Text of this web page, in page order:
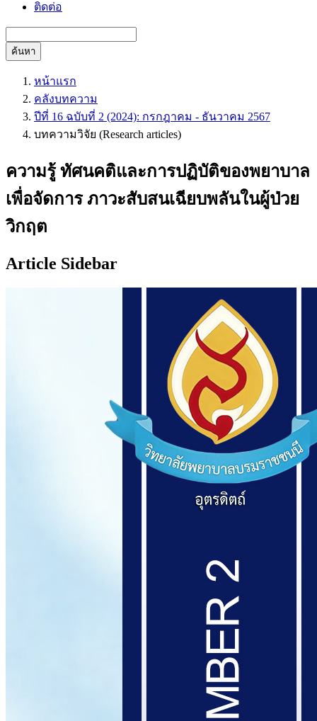
ติดต่อ
ค้นหา
หน้าแรก
คลังบทความ
ปีที่ 16 ฉบับที่ 2 (2024): กรกฎาคม - ธันวาคม 2567
บทความวิจัย (Research articles)
ความรู้ ทัศนคติและการปฏิบัติของพยาบาล
เพื่อจัดการ ภาวะสับสนเฉียบพลันในผู้ป่วย
วิกฤต
Article Sidebar